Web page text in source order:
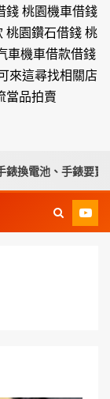
錢 桃園機車借錢
桃園鑽石借錢 桃
車機車借款借錢
來這尋找相關店
當品拍賣
電池、手錶要賣請來